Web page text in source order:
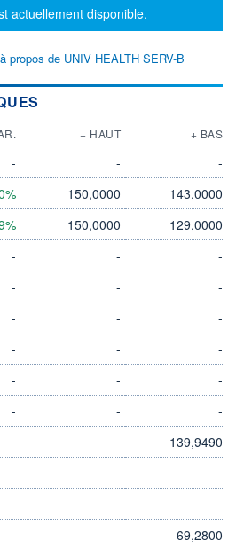
actuellement disponible.
propos de UNIV HEALTH SERV-B
+ HAUT + BAS
- -
-
150,0000
143,0000
150,0000
129,0000
- -
-
- -
-
- -
-
- -
-
- -
-
- -
-
139,9490
-
-
69,2800